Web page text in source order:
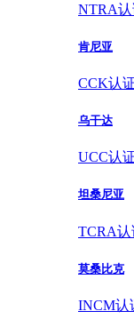
NTRA认
肯尼亚
CCK认
乌干达
UCC认
坦桑尼亚
TCRA认
莫桑比克
INCM认